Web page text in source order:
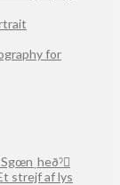
for
strejf af lys